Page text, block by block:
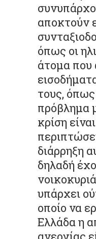
αποκτούν
όπως οι
άτομα που
τους,
πρόβλημα
κρίση
διάρρηξη
δηλαδή
υπάρχει
οποίο να
Ελλάδα η